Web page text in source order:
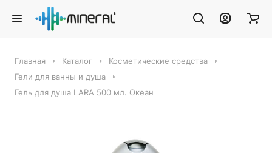
Главная Каталог
Косметические средства
Гели для ванны и душа
Гель для душа LARA 500 мл. Океан